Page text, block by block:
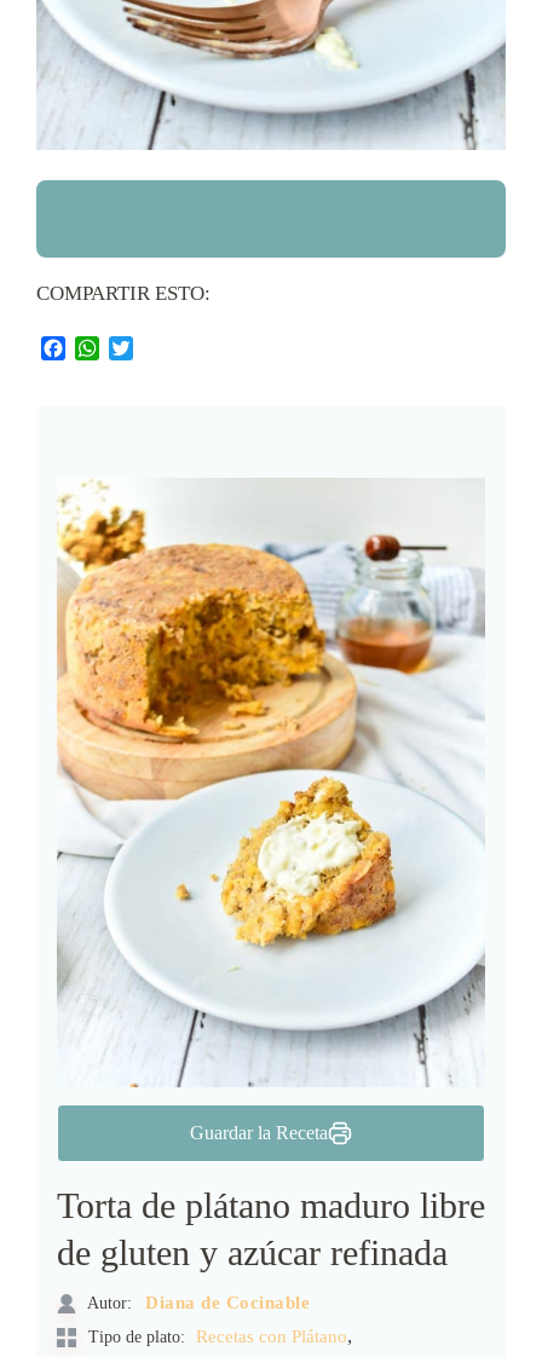
COMPARTIR ESTO:
Guardar la Receta
Torta de plátano maduro libre
de gluten y azúcar refinada
Autor:
Diana de Cocinable
Tipo de plato:
Recetas con Plátano,